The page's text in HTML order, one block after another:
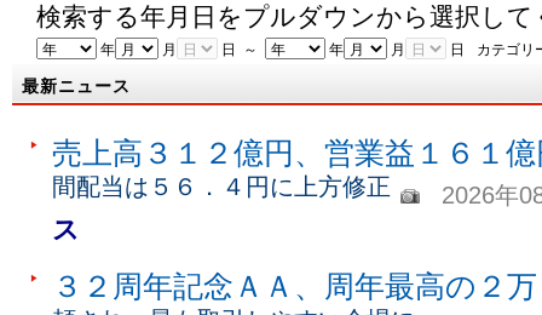
検索する年月日をプルダウンから選択して
年 月 日 ～ 年 月 日 カテゴリ
最新ニュース
売上高３１２億円、営業益１６１
間配当は５６．４円に上方修正 2026年
ス
３２周年記念ＡＡ、周年最高の２